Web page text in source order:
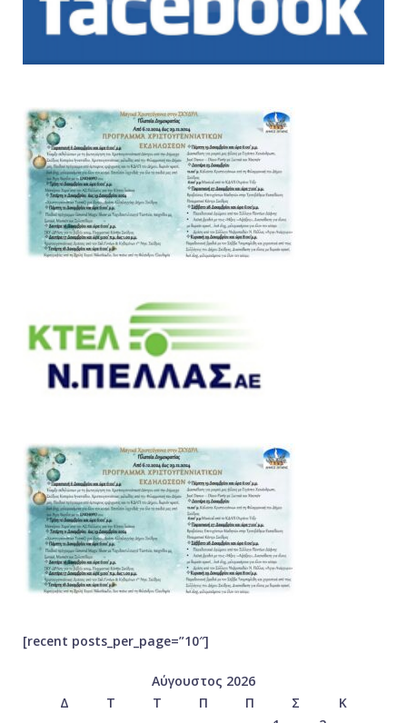
[recent posts_per_page=”10″]
Αύγουστος 2026
Δ
Τ Τ Π Π Σ
Κ